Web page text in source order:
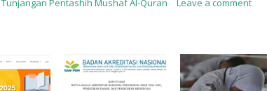
Tunjangan Pentashih Mushaf Al-Quran Leave a comment